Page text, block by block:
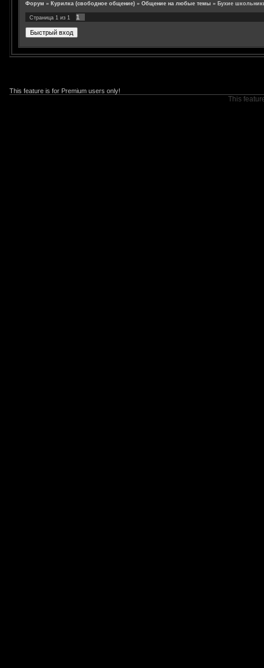
Форум » Курилка (свободное общение) » Общение на любые темы » Бухие
Страница 1 из 1 1
This feature is for Premium users only!
This